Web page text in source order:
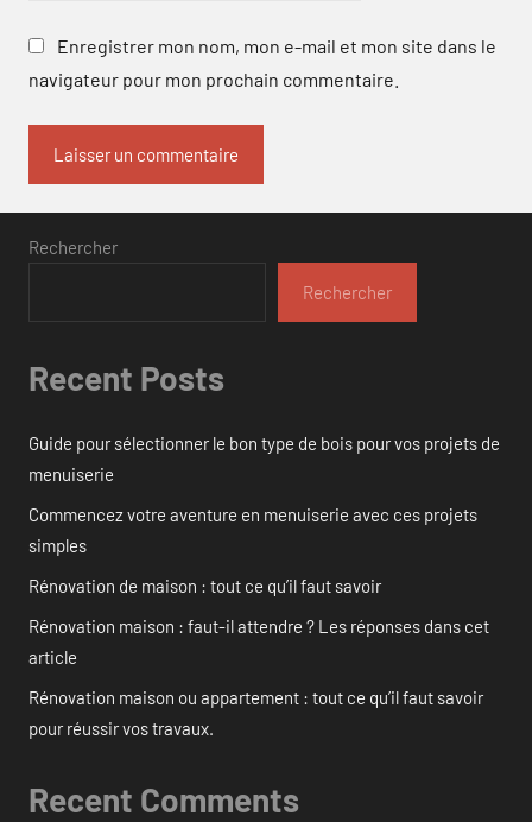
Enregistrer mon nom, mon e-mail et mon site dans le
navigateur pour mon prochain commentaire.
Rechercher
Rechercher
Recent Posts
Guide pour sélectionner le bon type de bois pour vos projets de
menuiserie
Commencez votre aventure en menuiserie avec ces projets
simples
Rénovation de maison : tout ce qu’il faut savoir
Rénovation maison : faut-il attendre ? Les réponses dans cet
article
Rénovation maison ou appartement : tout ce qu’il faut savoir
pour réussir vos travaux.
Recent Comments